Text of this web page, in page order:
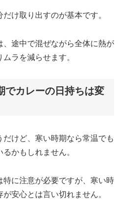
け取り出すのが基本です。
、途中で混ぜながら全体に熱が
ラを減らせます。
でカレーの日持ちは変
だけど、寒い時期なら常温でも
かもしれません。
特に注意が必要ですが、寒い時
安心とは言い切れません。